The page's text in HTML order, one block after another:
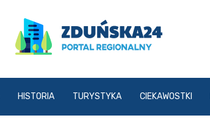
zdunska24.pl
HISTORIA TURYSTYKA CIEKAWOSTKI